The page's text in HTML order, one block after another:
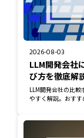
2026-08-03
LLM開発会社
び方を徹底解
LLM開発会社の比
やすく解説。おす